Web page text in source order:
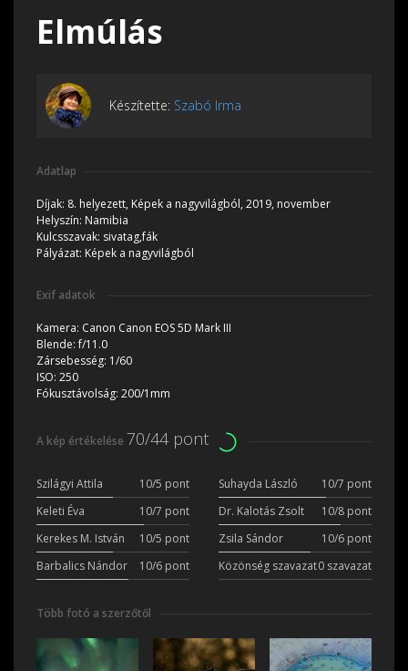
Elmúlás
Készítette: Szabó Irma
Adatlap
Díjak: 8. helyezett, Képek a nagyvilágból, 2019, november
Helyszín: Namibia
Kulcsszavak: sivatag,fák
Pályázat: Képek a nagyvilágból
Exif adatok
Kamera: Canon Canon EOS 5D Mark III
Blende:f/11.0
Zársebesség: 1/60
ISO: 250
Fókusztávolság: 200/1mm
A kép értékelése 70/44 pont
Szilágyi Attila 10/5 pont Suhayda László
10/7 pont
Keleti Éva
10/7 pont Dr. Kalotás Zsolt
10/8 pont
Kerekes M. István
10/5 pont Zsila Sándor
10/6 pont
Barbalics Nándor
10/6 pont Közönség szavazat0 szavazat
Több fotó a szerzőtől